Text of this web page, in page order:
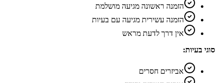
הזמנה ראשונה מגיעה מושלמת
הזמנה עשירית מגיעה עם בעיות
אין דרך לדעת מראש
סוגי בעיות:
אביזרים חסרים